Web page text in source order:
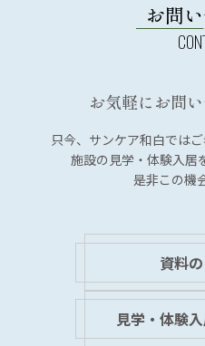
お問
お気軽にお問
只今、サンケア和白では
施設の見学・体験入居
是非この機
資料
見学・体験